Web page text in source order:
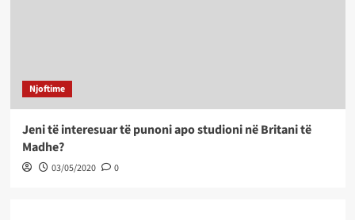
Njoftime
Jeni të interesuar të punoni apo studioni në Britani të
Madhe?
03/05/2020 0